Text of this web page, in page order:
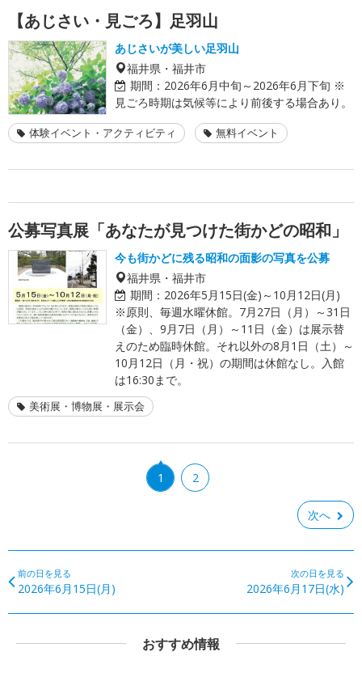
【あじさい・見ごろ】足羽山
あじさいが美しい足羽山
福井県・福井市
期間： 2026年6月中旬～2026年6月下旬 ※
見ごろ時期は気候等により前後する場合あり。
体験イベント・アクティビティ 無料イベント
公募写真展「あなたが見つけた街かどの昭和」
今も街かどに残る昭和の面影の写真を公募
福井県・福井市
期間： 2026年5月15日(金)～10月12日(月)
※原則、毎週水曜休館。7月27日（月）～31日
（金）、9月7日（月）～11日（金）は展示替
えのため臨時休館。それ以外の8月1日（土）～
10月12日（月・祝）の期間は休館なし。入館
は16:30まで。
美術展・博物展・展示会
1 2
次へ
前の日を見る
2026年6月15日(月)
次の日を見る
2026年6月17日(水)
おすすめ情報